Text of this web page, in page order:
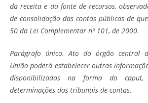
da receita e da fonte de recursos,
de consolidação das contas públicas de
50 da Lei Complementar nº 101, de 2000.
Parágrafo único. Ato do órgão central
União poderá estabelecer outras
disponibilizadas na forma do
determinações dos tribunais de contas.